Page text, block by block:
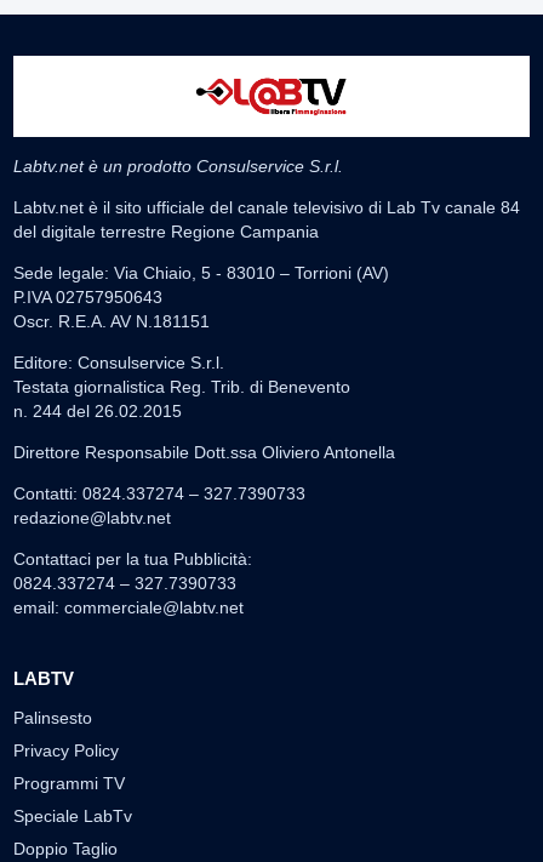
Labtv.net è un prodotto Consulservice S.r.l.
Labtv.net è il sito ufficiale del canale televisivo di Lab Tv canale 84
del digitale terrestre Regione Campania
Sede legale: Via Chiaio, 5 - 83010 – Torrioni (AV)
P.IVA 02757950643
Oscr. R.E.A. AV N.181151
Editore: Consulservice S.r.l.
Testata giornalistica Reg. Trib. di Benevento
n. 244 del 26.02.2015
Direttore Responsabile Dott.ssa Oliviero Antonella
Contatti: 0824.337274 – 327.7390733
redazione@labtv.net
Contattaci per la tua Pubblicità:
0824.337274 – 327.7390733
email: commerciale@labtv.net
LABTV
Palinsesto
Privacy Policy
Programmi TV
Speciale LabTv
Doppio Taglio